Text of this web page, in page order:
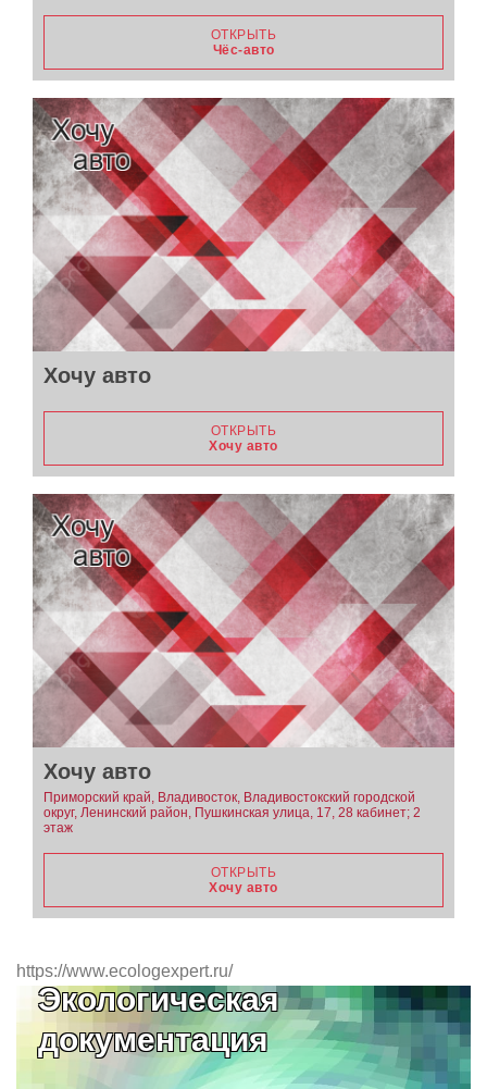
ОТКРЫТЬ
Чёс-авто
Хочу авто
ОТКРЫТЬ
Хочу авто
Хочу авто
Приморский край, Владивосток, Владивостокский городской
округ, Ленинский район, Пушкинская улица, 17, 28 кабинет; 2
этаж
ОТКРЫТЬ
Хочу авто
https://www.ecologexpert.ru/
Экологическая
документация